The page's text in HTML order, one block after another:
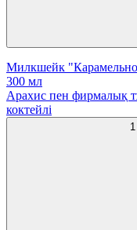
Милкшейк
300 мл
Арахис пен фирмалық
коктейлі